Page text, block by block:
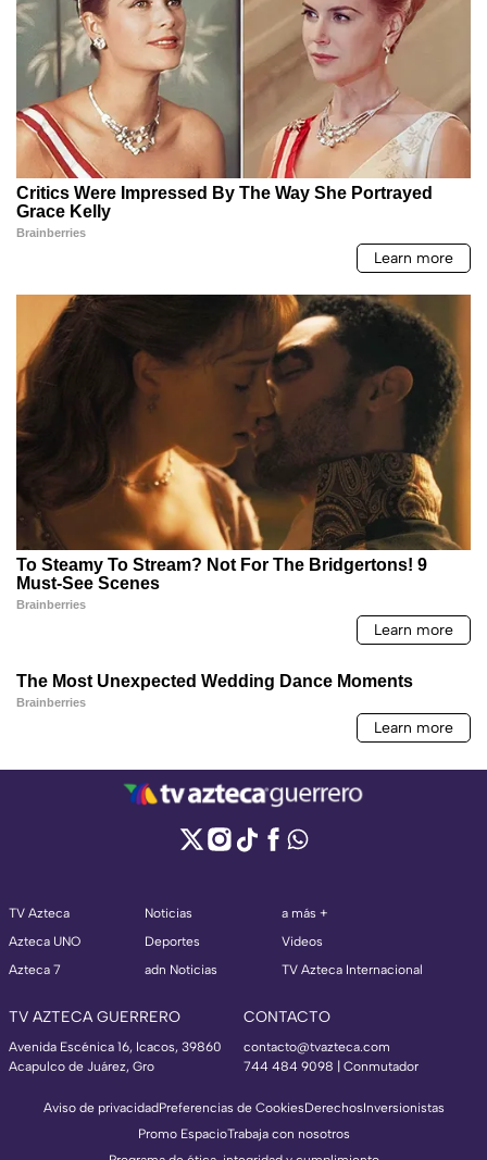
TV Azteca
Azteca UNO
Azteca 7
Noticias
Deportes
adn Noticias
a más +
Videos
TV Azteca Internacional
TV AZTECA GUERRERO
Avenida Escénica 16, Icacos, 39860
Acapulco de Juárez, Gro
CONTACTO
contacto@tvazteca.com
744 484 9098 | Conmutador
Aviso de privacidadPreferencias de CookiesDerechosInversionistas
Promo EspacioTrabaja con nosotros